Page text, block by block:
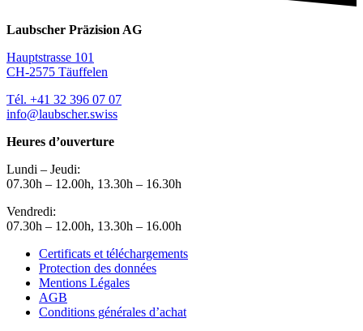
Laubscher Präzision AG
Hauptstrasse 101
CH-2575 Täuffelen
Tél. +41 32 396 07 07
info@laubscher.swiss
Heures d’ouverture
Lundi – Jeudi:
07.30h – 12.00h, 13.30h – 16.30h
Vendredi:
07.30h – 12.00h, 13.30h – 16.00h
Certificats et téléchargements
Protection des données
Mentions Légales
AGB
Conditions générales d’achat